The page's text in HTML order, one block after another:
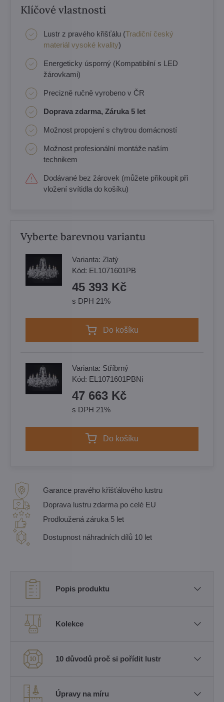
Klíčové vlastnosti
Lustr z pravého křišťálu (Tradiční český
materiál vysoké kvality)
Energeticky úsporný (Kompatibilní s LED
žárovkami)
Precizně ručně vyrobeno v ČR
Doprava zdarma, Záruka 5 let
Možnost propojení s chytrou domácností
Možnost profesionální montáže naším
technikem
Dodávané bez žárovek (můžete přikoupit při
vložení svítidla do košíku)
Vyberte barevnou variantu
Varianta: Zlatý
Kód: EL1071601PB
45 393 Kč
s DPH 21%
Do košíku
Varianta: Stříbrný
Kód: EL1071601PBNi
47 663 Kč
s DPH 21%
Do košíku
Garance pravého křišťálového lustru
Doprava lustru zdarma po celé EU
Prodloužená záruka 5 let
Dostupnost náhradních dílů 10 let
Popis produktu
Kolekce
10 důvodů proč si pořídit lustr
Úpravy na míru